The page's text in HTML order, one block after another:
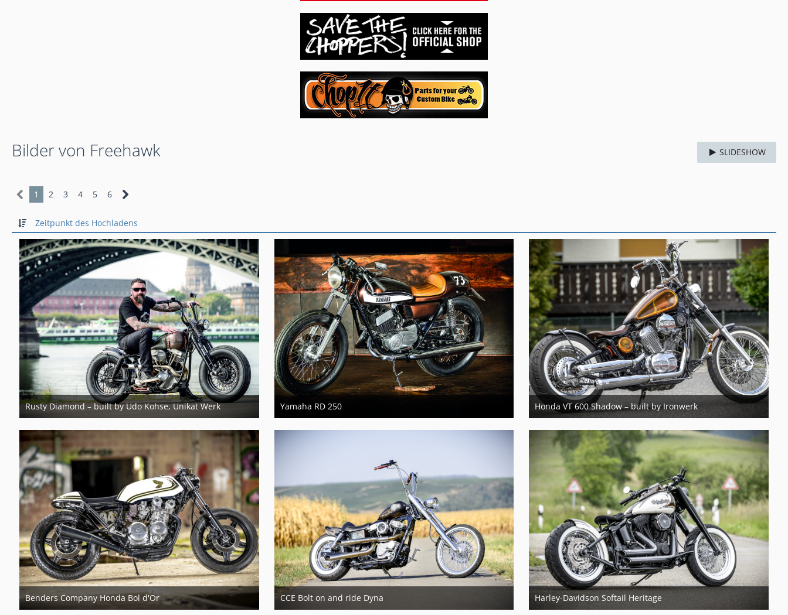
Bilder von Freehawk SLIDESHOW
1 2 3 4 5 6
Zeitpunkt des Hochladens
Rusty Diamond – built by Udo Kohse, Unikat Werk
21. März 2018
3
Yamaha RD 250
21. März 2018
Honda VT 600 Shadow – built by Ironwerk
21. März 2018
5
Benders Company Honda Bol d'Or
21. März 2018
CCE Bolt on and ride Dyna
21. März 2018
Harley-Davidson Softail Heritage
21. März 2018